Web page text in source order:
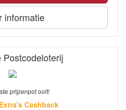
informatie
Postcodeloterij
prijzenpot ooit!
Cashback